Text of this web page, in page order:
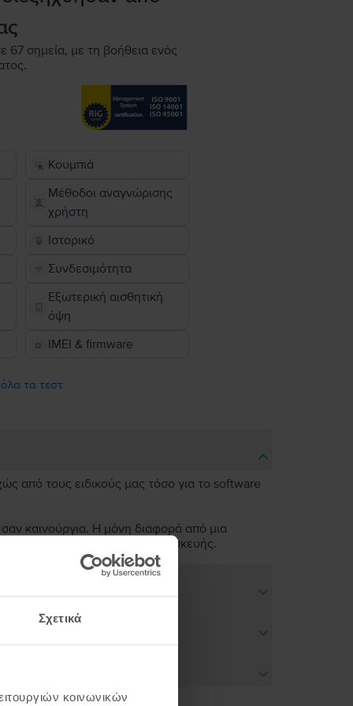
Σχετικά
κοινωνικών
67 σημεία, με τη βοήθεια ενός
Κουμπιά
Μέθοδοι αναγνώρισης
χρήστη
Ιστορικό
Συνδεσιμότητα
Εξωτερική αισθητική
όψη
IMEI & firmware
τα τεστ
από τους ειδικούς μας τόσο για το software
καινούργια. Η μόνη διαφορά από μια
λειτουργικότητα της συσκευής.